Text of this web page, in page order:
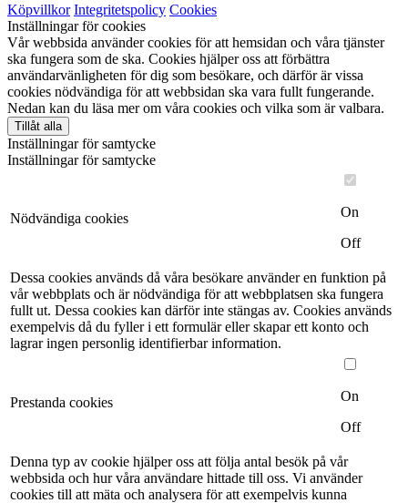
Köpvillkor Integritetspolicy Cookies
Inställningar för cookies
Vår webbsida använder cookies för att hemsidan och våra tjänster
ska fungera som de ska. Cookies hjälper oss att förbättra
användarvänligheten för dig som besökare, och därför är vissa
cookies nödvändiga för att webbsidan ska vara fullt fungerande.
Nedan kan du läsa mer om våra cookies och vilka som är valbara.
Tillåt alla
Inställningar för samtycke
Inställningar för samtycke
Nödvändiga cookies
On
Off
Dessa cookies används då våra besökare använder en funktion på
vår webbplats och är nödvändiga för att webbplatsen ska fungera
fullt ut. Dessa cookies kan därför inte stängas av. Cookies används
exempelvis då du fyller i ett formulär eller skapar ett konto och
lagrar ingen personlig identifierbar information.
Prestanda cookies
On
Off
Denna typ av cookie hjälper oss att följa antal besök på vår
webbsida och hur våra användare hittade till oss. Vi använder
cookies till att mäta och analysera för att exempelvis kunna